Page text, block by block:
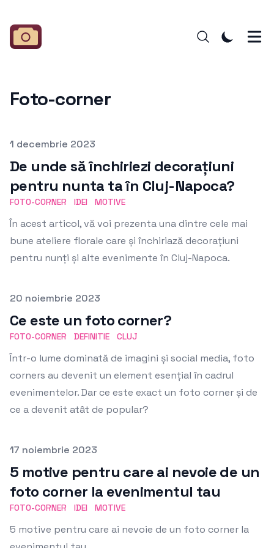
Foto-corner
Published on
1 decembrie 2023
De unde să închiriezi decorațiuni
pentru nunta ta în Cluj-Napoca?
FOTO-CORNER IDEI MOTIVE
În acest articol, vă voi prezenta una dintre cele mai
bune ateliere florale care și închiriază decorațiuni
pentru nunți și alte evenimente în Cluj-Napoca.
Published on
20 noiembrie 2023
Ce este un foto corner?
FOTO-CORNER DEFINITIE CLUJ
Într-o lume dominată de imagini și social media, foto
corners au devenit un element esențial în cadrul
evenimentelor. Dar ce este exact un foto corner și de
ce a devenit atât de popular?
Published on
17 noiembrie 2023
5 motive pentru care ai nevoie de un
foto corner la evenimentul tau
FOTO-CORNER IDEI MOTIVE
5 motive pentru care ai nevoie de un foto corner la